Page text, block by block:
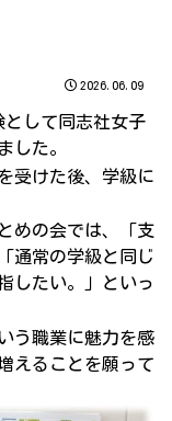
2026.06.09
して同志社女子
した。
受けた後、学級に
めの会では、「支
通常の学級と同じ
したい。」といっ
う職業に魅力を感
えることを願って